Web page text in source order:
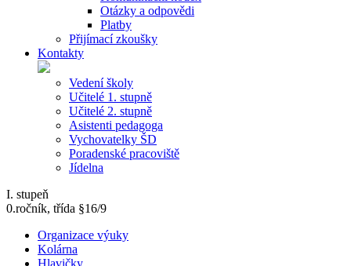
Otázky a odpovědi
Platby
Přijímací zkoušky
Kontakty
Vedení školy
Učitelé 1. stupně
Učitelé 2. stupně
Asistenti pedagoga
Vychovatelky ŠD
Poradenské pracoviště
Jídelna
I. stupeň
0.ročník, třída §16/9
Organizace výuky
Kolárna
Hlavičky